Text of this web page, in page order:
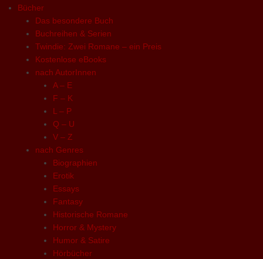
Bücher
Das besondere Buch
Buchreihen & Serien
Twindie: Zwei Romane – ein Preis
Kostenlose eBooks
nach AutorInnen
A – E
F – K
L – P
Q – U
V – Z
nach Genres
Biographien
Erotik
Essays
Fantasy
Historische Romane
Horror & Mystery
Humor & Satire
Hörbücher